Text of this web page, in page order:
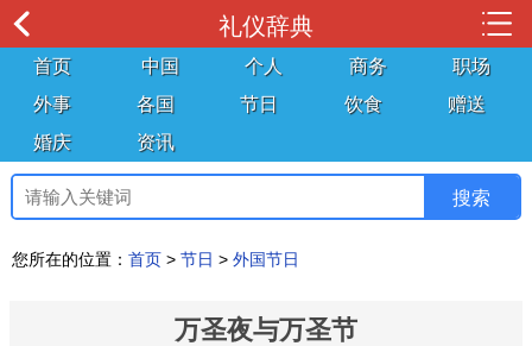
礼仪辞典
首页 中国 个人 商务
职场
外事
各国 节日 饮食
赠送
婚庆
资讯
您所在的位置： 首页 > 节日 > 外国节日
万圣夜与万圣节